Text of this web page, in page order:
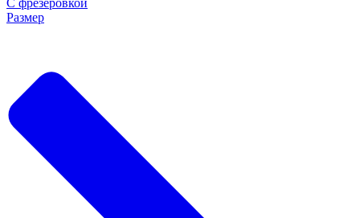
Размер